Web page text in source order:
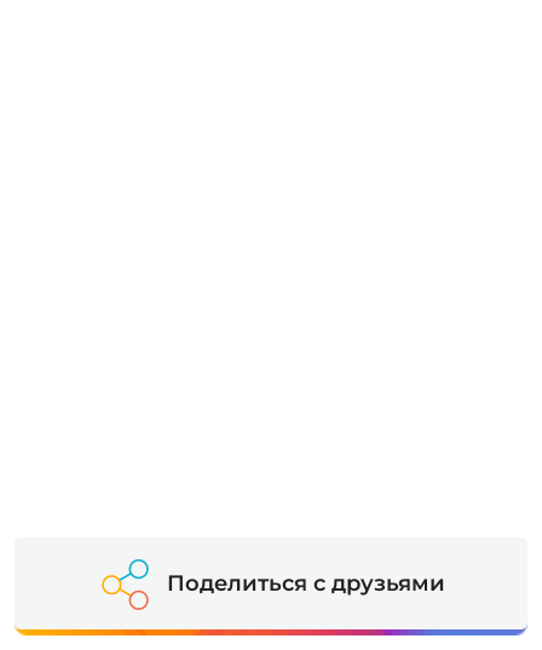
Поделиться с друзьями